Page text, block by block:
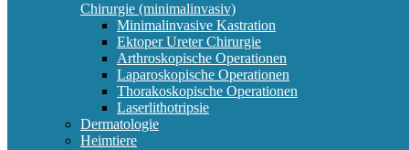
Chirurgie (minimalinvasiv)
Minimalinvasive Kastration
Ektoper Ureter Chirurgie
Arthroskopische Operationen
Laparoskopische Operationen
Thorakoskopische Operationen
Laserlithotripsie
Dermatologie
Heimtiere